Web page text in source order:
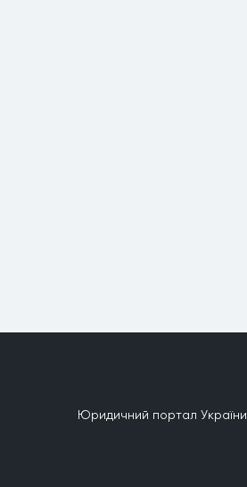
Юридичний портал України